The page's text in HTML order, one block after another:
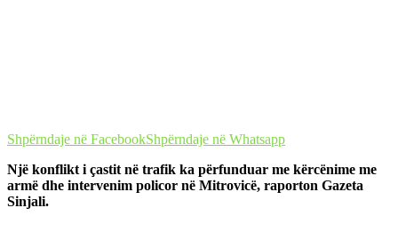
Shpërndaje në FacebookShpërndaje në Whatsapp
Një konflikt i çastit në trafik ka përfunduar me kërcënime me
armë dhe intervenim policor në Mitrovicë, raporton Gazeta
Sinjali.